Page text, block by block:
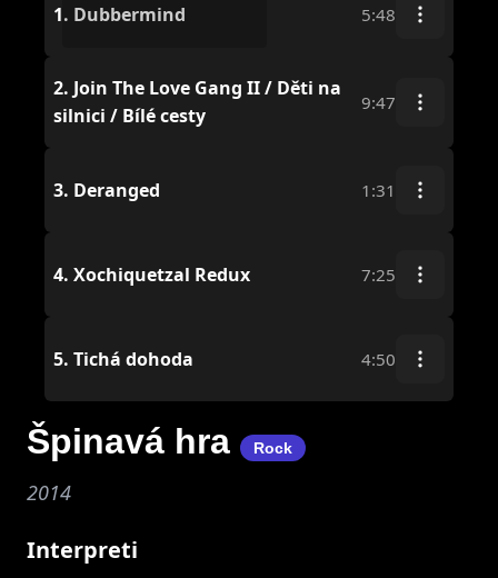
1. Dubbermind 5:48
2. Join The Love Gang II / Děti na
silnici / Bílé cesty
9:47
3. Deranged 1:31
4. Xochiquetzal Redux 7:25
5. Tichá dohoda 4:50
Špinavá hra Rock
2014
Interpreti